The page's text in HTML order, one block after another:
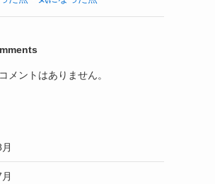
メントはありません。